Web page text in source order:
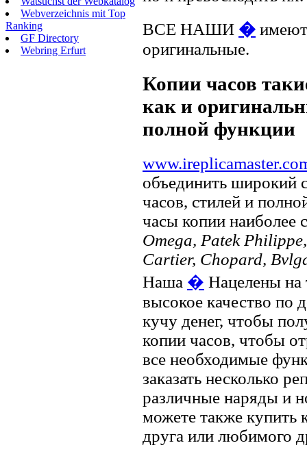
Webverzeichnis mit Top
Ranking
GF Directory
Webring Erfurt
ВСЕ НАШИ � имеют
оригинальные.
Копии часов
как и
полной функции
объединить широкий
часов, стилей и
часы копии наиболее
Omega, Patek
Cartier, Chopard,
Наша � Нацелены на
высокое качество по
кучу денег, чтобы
копии часов, чтобы
все необходимые
заказать несколько
различные наряды и
можете также купить
друга или любимого